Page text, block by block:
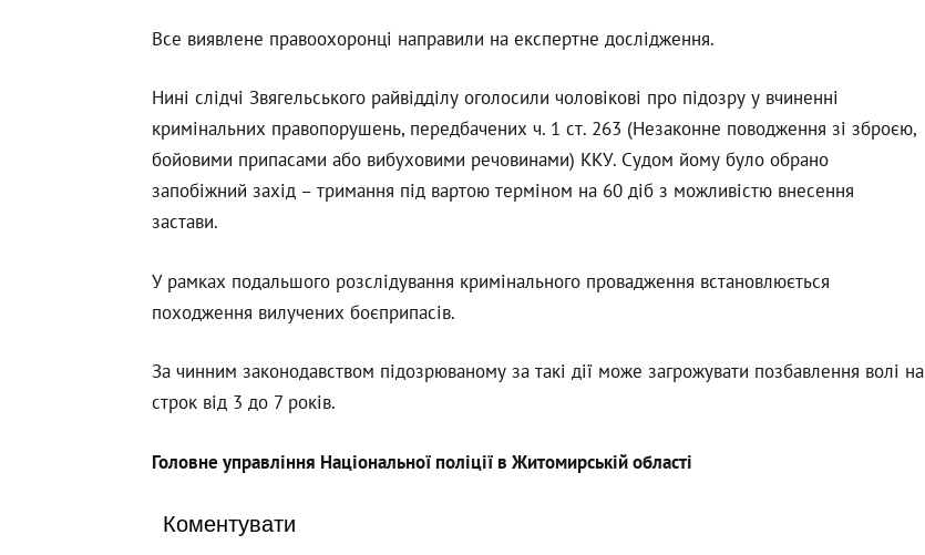
Все виявлене правоохоронці направили на експертне дослідження.
Нині слідчі Звягельського райвідділу оголосили чоловікові про підозру у вчиненні
кримінальних правопорушень, передбачених ч. 1 ст. 263 (Незаконне поводження зі зброєю,
бойовими припасами або вибуховими речовинами) ККУ. Судом йому було обрано
запобіжний захід – тримання під вартою терміном на 60 діб з можливістю внесення
застави.
У рамках подальшого розслідування кримінального провадження встановлюється
походження вилучених боєприпасів.
За чинним законодавством підозрюваному за такі дії може загрожувати позбавлення волі на
строк від 3 до 7 років.
Головне управління Національної поліції в Житомирській області
Коментувати